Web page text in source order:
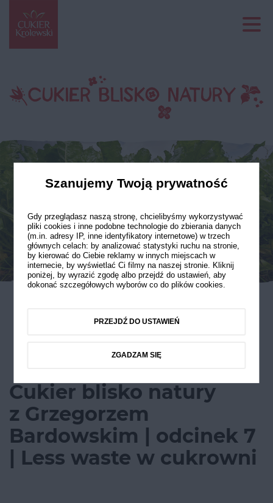
Cukier blisko natury
z Grzegorzem
Bardowskim | odcinek 7
| Less waste w cukrowni
Szanujemy Twoją prywatność
Gdy przeglądasz naszą stronę, chcielibyśmy wykorzystywać
pliki cookies i inne podobne technologie do zbierania danych
(m.in. adresy IP, inne identyfikatory internetowe) w trzech
głównych celach: by analizować statystyki ruchu na stronie,
by kierować do Ciebie reklamy w innych miejscach w
internecie, by wyświetlać Ci filmy na naszej stronie. Kliknij
poniżej, by wyrazić zgodę albo przejdź do ustawień, aby
dokonać szczegółowych wyborów co do plików cookies.
PRZEJDŹ DO USTAWIEŃ
ZGADZAM SIĘ